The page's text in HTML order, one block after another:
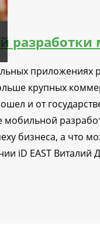
разработки
приложениях
крупных
и от
мобильной
бизнеса, а что
iD EAST Виталий